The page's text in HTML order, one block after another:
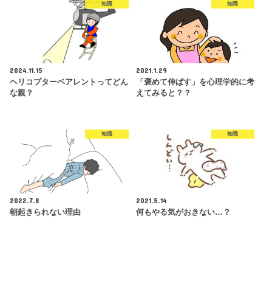
知識
2024.11.15
ヘリコプターペアレントってどん
な親？
知識
2021.1.29
「褒めて伸ばす」を心理学的に考
えてみると？？
知識
2022.7.8
朝起きられない理由
知識
2021.5.14
何もやる気がおきない…？